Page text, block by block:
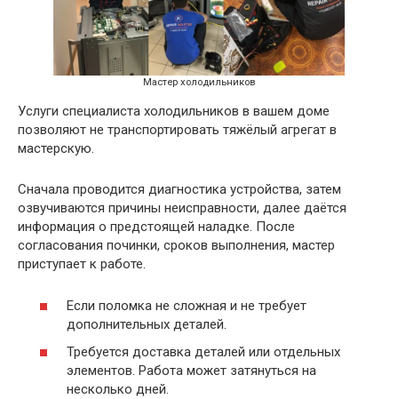
Мастер холодильников
Услуги специалиста холодильников в вашем доме
позволяют не транспортировать тяжёлый агрегат в
мастерскую.
Сначала проводится диагностика устройства, затем
озвучиваются причины неисправности, далее даётся
информация о предстоящей наладке. После
согласования починки, сроков выполнения, мастер
приступает к работе.
Если поломка не сложная и не требует
дополнительных деталей.
Требуется доставка деталей или отдельных
элементов. Работа может затянуться на
несколько дней.